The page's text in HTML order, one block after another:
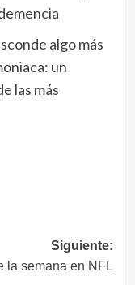
algo más
un
las más
Siguiente:
la semana en NFL